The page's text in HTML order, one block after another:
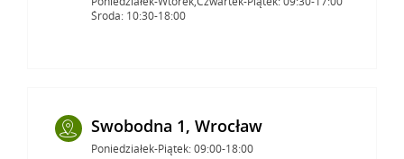
Środa: 10:30-18:00
Swobodna 1, Wrocław
Poniedziałek-Piątek: 09:00-18:00